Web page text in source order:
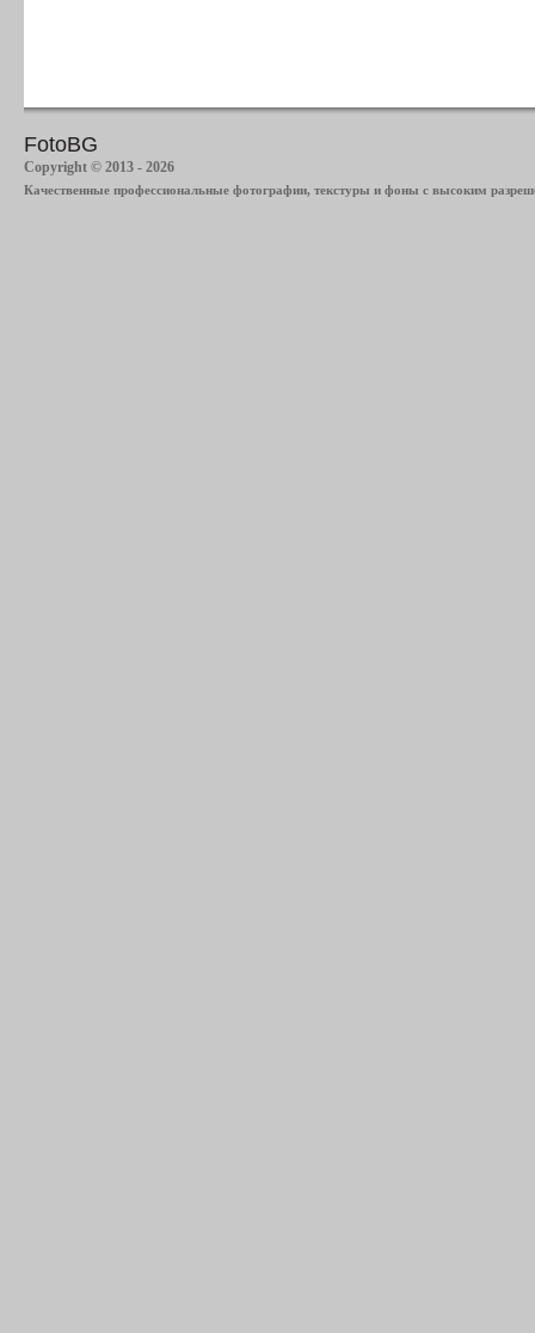
FotoBG
Copyright © 2013 - 2026
Качественные профессиональные фотографии, текстуры и фоны с высоким